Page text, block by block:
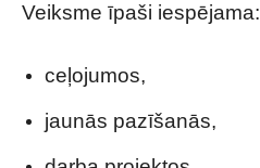
Veiksme īpaši iespējama:
ceļojumos,
jaunās pazīšanās,